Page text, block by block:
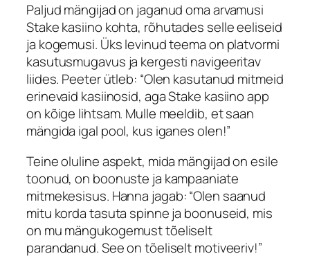
Paljud mängijad on jaganud oma arvamusi
Stake kasiino kohta, rõhutades selle eeliseid
ja kogemusi. Üks levinud teema on platvormi
kasutusmugavus ja kergesti navigeeritav
liides. Peeterütleb: “Olen kasutanud mitmeid
erinevaid kasiinosid, agaStake kasiino app
on kõige lihtsam. Mulle meeldib, et saan
mängida igal pool, kus iganes olen!”
Teine oluline aspekt, mida mängijad on esile
toonud, on boonuste ja kampaaniate
mitmekesisus. Hanna jagab: “Olen saanud
mitu korda tasuta spinne ja boonuseid, mis
on mu mängukogemust tõeliselt
parandanud. See on tõeliselt motiveeriv!”